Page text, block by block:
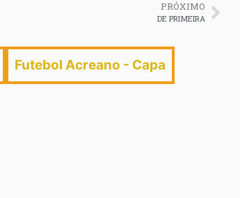
PRÓXIMO
DE PRIMEIRA
Futebol Acreano - Capa